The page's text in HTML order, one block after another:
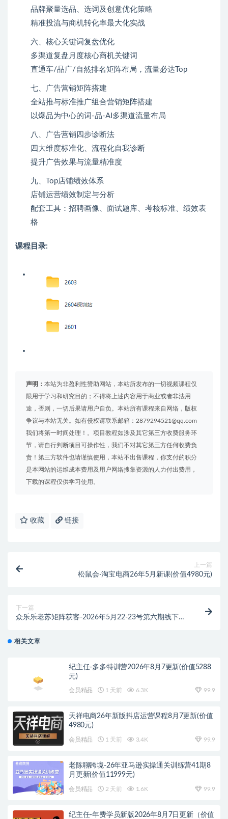
品牌聚量选品、选词及创意优化策略
精准投流与商机转化率最大化实战
六、核心关键词复盘优化
多渠道复盘月度核心商机关键词
直通车/品广/自然排名矩阵布局，流量必达Top
七、广告营销矩阵搭建
全站推与标准推广组合营销矩阵搭建
以爆品为中心的词-品-AI多渠道流量布局
八、广告营销四步诊断法
四大维度标准化、流程化自我诊断
提升广告效果与流量精准度
九、Top店铺绩效体系
店铺运营绩效制定与分析
配套工具：招聘画像、面试题库、考核标准、绩效表
格
课程目录:
声明： 本站为非盈利性赞助网站，本站所发布的一切视频课程仅
限用于学习和研究目的；不得将上述内容用于商业或者非法用
途，否则，一切后果请用户自负。本站所有课程来自网络，版权
争议与本站无关。如有侵权请联系邮箱：2879294521@qq.com
我们将第一时间处理！。项目教程如涉及其它第三方收费服务环
节，请自行判断项目可操作性，我们不对其它第三方任何收费负
责！第三方软件也请谨慎使用，本站不出售课程，你支付的积分
是本网站的运维成本费用及用户网络搜集资源的人力付出费用，
下载的课程仅供学习使用。
收藏 链接
上一篇
松鼠会·淘宝电商26年5月新课(价值4980元)
下一篇
众乐乐老苏矩阵获客-2026年5月22-23号第六期线下课
相关文章
纪主任-多多特训营2026年8月7更新(价值5288
元)
会员精品 1 天前 6.3K 99.9
天祥电商26年新版抖店运营课程8月7更新(价值
4980元)
会员精品 1 天前 3.4K 99.9
老陈聊跨境-26年亚马逊实操通关训练营41期8
月更新(价值11999元)
会员精品 2 天前 1.6K 99.9
纪主任-年费学员新版2026年8月7日更新（价值